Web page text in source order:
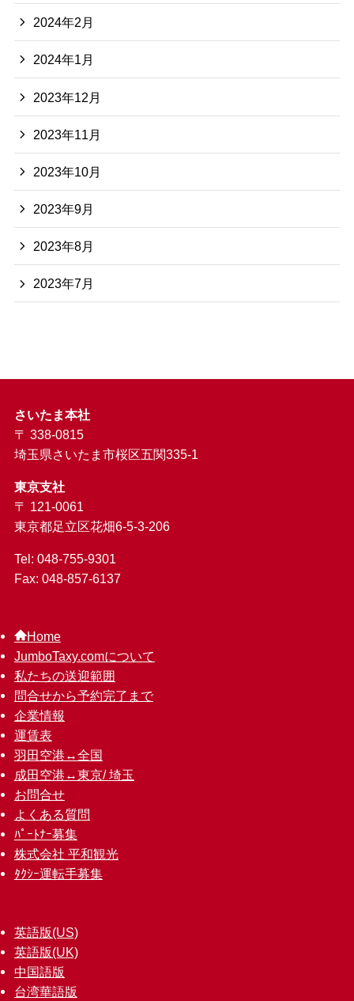
2024年2月
2024年1月
2023年12月
2023年11月
2023年10月
2023年9月
2023年8月
2023年7月
さいたま本社
〒 338-0815
埼玉県さいたま市桜区五関335-1
東京支社
〒 121-0061
東京都足立区花畑6-5-3-206
Tel: 048-755-9301
Fax: 048-857-6137
Home
JumboTaxy.comについて
私たちの送迎範囲
問合せから予約完了まで
企業情報
運賃表
羽田空港↔︎全国
成田空港↔︎東京/ 埼玉
お問合せ
よくある質問
ﾊﾟｰﾄﾅｰ募集
株式会社 平和観光
ﾀｸｼｰ運転手募集
英語版(US)
英語版(UK)
中国語版
台湾華語版